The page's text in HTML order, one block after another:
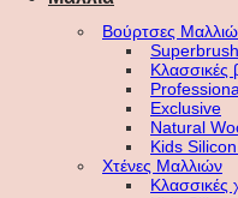
Βούρτσες
Superbrush
Κλασσικές
Exclusive
Natural
Kids
Χτένες Μαλλιών
Κλασσικές